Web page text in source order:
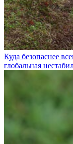
Куда безопаснее
глобальная